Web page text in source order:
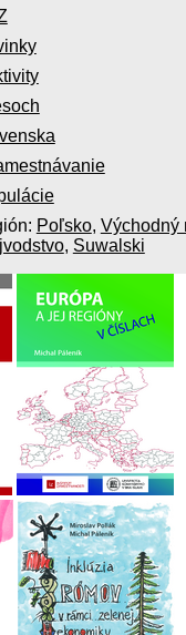
Poľsko, Východný
, Suwalski